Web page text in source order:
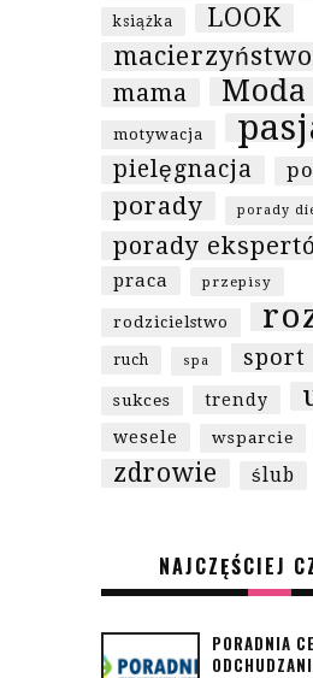
książka
LOOK
macierzyństwo
mama Moda
motywacja
pielęgnacja
porady porady
porady
praca przepisy
rodzicielstwo
ruch spa sport
sukces trendy
wesele wsparcie
zdrowie ślub
NAJCZĘŚCIEJ
PORADNIA